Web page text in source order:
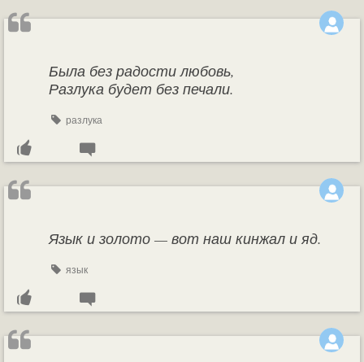
Была без радости любовь,
Разлука будет без печали.
разлука
Язык и золото — вот наш кинжал и яд.
язык